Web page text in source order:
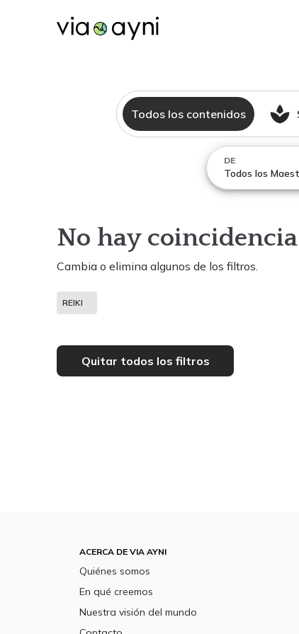
Todos los contenidos
DE
Todos los
No hay
Cambia o elimina algunos de los filtros.
REIKI
Quitar todos los filtros
ACERCA DE VIA AYNI
Quiénes somos
En qué creemos
Nuestra visión del mundo